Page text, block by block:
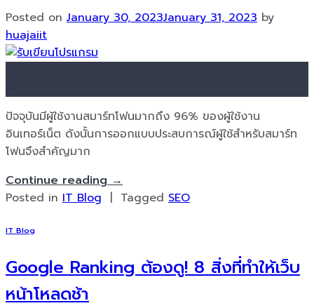
Posted on January 30, 2023January 31, 2023 by
huajaiit
ปัจจุบันมีผู้ใช้งานสมาร์ทโฟนมากถึง 96% ของผู้ใช้งาน
อินเทอร์เน็ต ดังนั้นการออกแบบประสบการณ์ผู้ใช้สำหรับสมาร์ท
โฟนจึงสำคัญมาก
Continue reading→
Posted in IT Blog | Tagged SEO
IT Blog
Google Ranking ต้องดู! 8 สิ่งที่ทำให้เว็บ
หน้าโหลดช้า